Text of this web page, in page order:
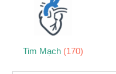
Tim Mạch (170)